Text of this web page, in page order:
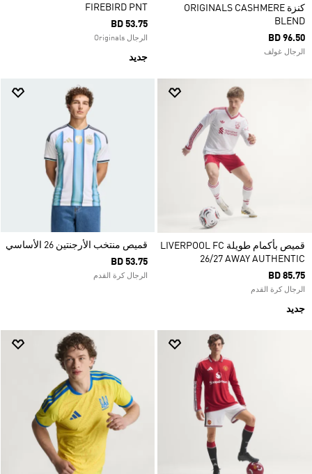
كنزة ORIGINALS CASHMERE
BLEND
BD 96.50
الرجال غولف
FIREBIRD PNT
BD 53.75
الرجال Originals
جديد
قميص بأكمام طويلة LIVERPOOL FC
26/27 AWAY AUTHENTIC
BD 85.75
الرجال كرة القدم
جديد
قميص منتخب الأرجنتين 26 الأساسي
BD 53.75
الرجال كرة القدم